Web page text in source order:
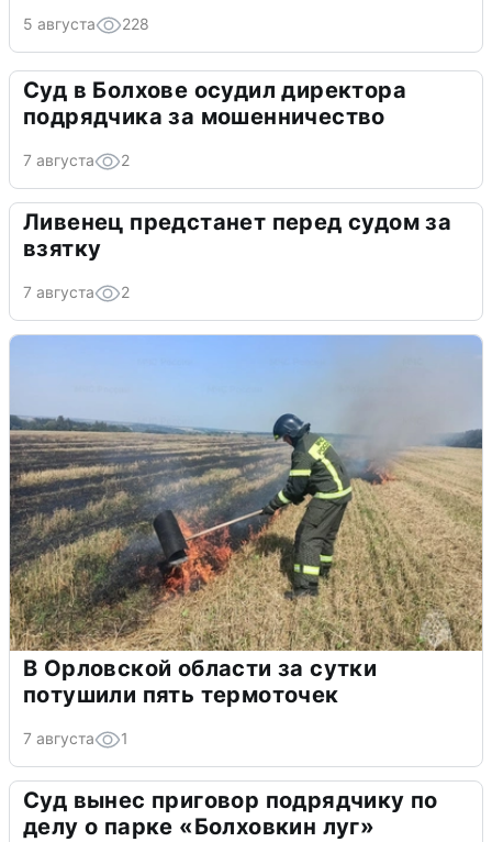
5 августа 228
Суд в Болхове осудил директора
подрядчика за мошенничество
7 августа 2
Ливенец предстанет перед судом за
взятку
7 августа 2
В Орловской области за сутки
потушили пять термоточек
7 августа 1
Суд вынес приговор подрядчику по
делу о парке «Болховкин луг»